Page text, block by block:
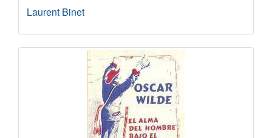
Laurent Binet